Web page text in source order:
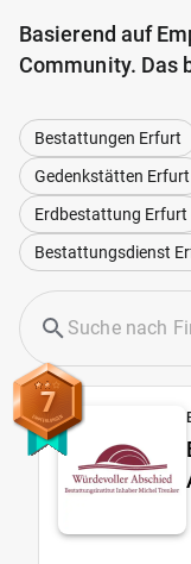
Basierend auf
Community. Das
Bestattungen Erfurt
Gedenkstätten Erfurt
Erdbestattung Erfurt
Bestattungsdienst
7